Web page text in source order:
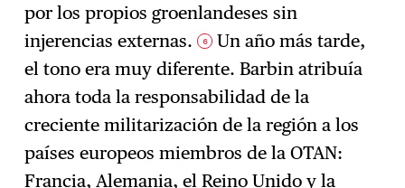
por los propios groenlandeses sin
injerencias externas. 6
Un año más tarde,
el tono era muy diferente. Barbin atribuía
ahora toda la responsabilidad de la
creciente militarización de la región a los
países europeos miembros de la OTAN:
Francia, Alemania, el Reino Unido y la